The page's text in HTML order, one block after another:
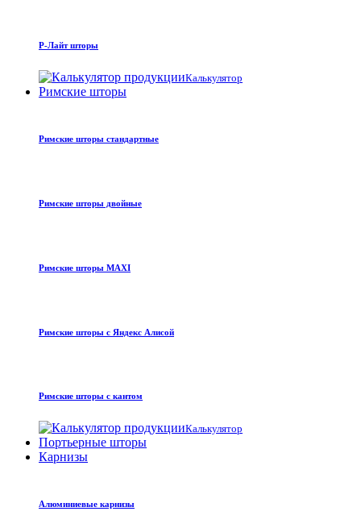
Р-Лайт шторы
Калькулятор
Римские шторы
Римские шторы стандартные
Римские шторы двойные
Римские шторы MAXI
Римские шторы с Яндекс Алисой
Римские шторы с кантом
Калькулятор
Портьерные шторы
Карнизы
Алюминиевые карнизы